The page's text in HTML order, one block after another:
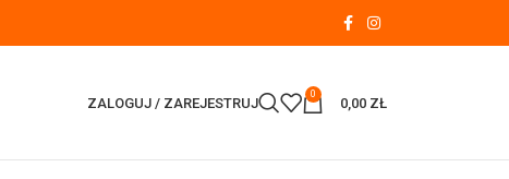
ZALOGUJ / ZAREJESTRUJ
0
0,00 ZŁ